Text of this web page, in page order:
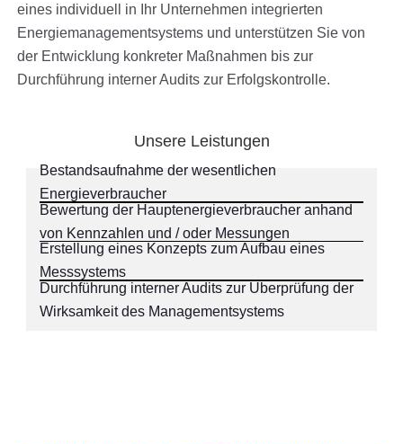
eines individuell in Ihr Unternehmen integrierten
Energiemanagementsystems und unterstützen Sie von
der Entwicklung konkreter Maßnahmen bis zur
Durchführung interner Audits zur Erfolgskontrolle.
Unsere Leistungen
Bestandsaufnahme der wesentlichen
Energieverbraucher
Bewertung der Hauptenergieverbraucher anhand
von Kennzahlen und / oder Messungen
Erstellung eines Konzepts zum Aufbau eines
Messsystems
Durchführung interner Audits zur Überprüfung der
Wirksamkeit des Managementsystems